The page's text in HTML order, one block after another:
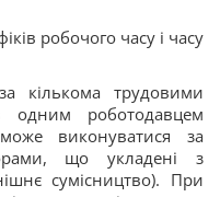
робочого часу і часу
кількома трудовими
роботодавцем
виконуватися за
що укладені з
сумісництво). При